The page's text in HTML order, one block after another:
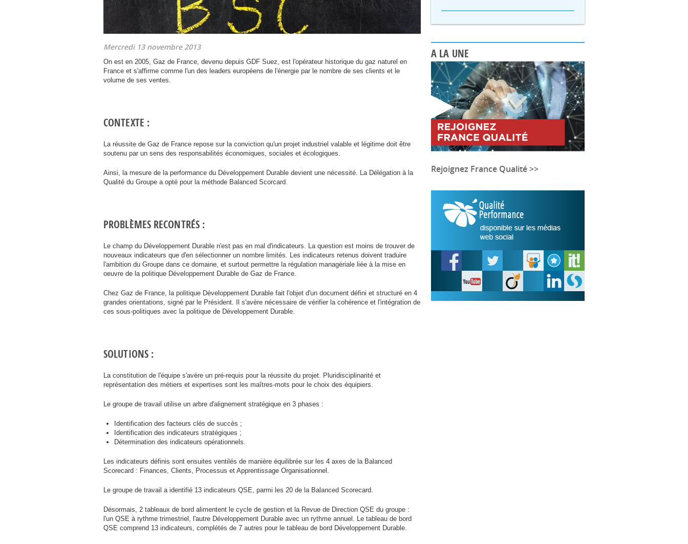
Mercredi 13 novembre 2013
On est en 2005, Gaz de France, devenu depuis GDF Suez, est l'opérateur historique du gaz naturel en
France et s'affirme comme l'un des leaders européens de l'énergie par le nombre de ses clients et le
volume de ses ventes.
CONTEXTE :
La réussite de Gaz de France repose sur la conviction qu'un projet industriel valable et légitime doit être
soutenu par un sens des responsabilités économiques, sociales et écologiques.
Ainsi, la mesure de la performance du Développement Durable devient une nécessité. La Délégation à la
Qualité du Groupe a opté pour la méthode Balanced Scorcard.
PROBLÈMES RECONTRÉS :
Le champ du Développement Durable n'est pas en mal d'indicateurs. La question est moins de trouver de
nouveaux indicateurs que d'en sélectionner un nombre limités. Les indicateurs retenus doivent traduire
l'ambition du Groupe dans ce domaine, et surtout permettre la régulation managériale liée à la mise en
oeuvre de la politique Développement Durable de Gaz de France.
Chez Gaz de France, la politique Développement Durable fait l'objet d'un document défini et structuré en 4
grandes orientations, signé par le Président. Il s'avère nécessaire de vérifier la cohérence et l'intégration de
ces sous-politiques avec la politique de Développement Durable.
SOLUTIONS :
La constitution de l'équipe s'avère un pré-requis pour la réussite du projet. Pluridisciplinarité et
représentation des métiers et expertises sont les maîtres-mots pour le choix des équipiers.
Le groupe de travail utilise un arbre d'alignement stratégique en 3 phases :
Identification des facteurs clés de succès ;
Identification des indicateurs stratégiques ;
Détermination des indicateurs opérationnels.
Les indicateurs définis sont ensuites ventilés de manière équilibrée sur les 4 axes de la Balanced
Scorecard : Finances, Clients, Processus et Apprentissage Organisationnel.
Le groupe de travail a identifié 13 indicateurs QSE, parmi les 20 de la Balanced Scorecard.
Désormais, 2 tableaux de bord alimentent le cycle de gestion et la Revue de Direction QSE du groupe :
l'un QSE à rythme trimestriel, l'autre Développement Durable avec un rythme annuel. Le tableau de bord
QSE comprend 13 indicateurs, complétés de 7 autres pour le tableau de bord Développement Durable.
A LA UNE
Rejoignez France Qualité >>